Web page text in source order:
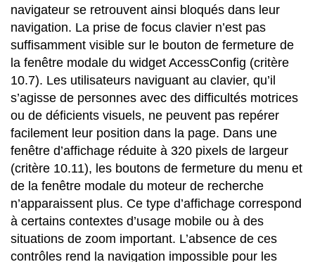
navigateur se retrouvent ainsi bloqués dans leur
navigation. La prise de focus clavier n’est pas
suffisamment visible sur le bouton de fermeture de
la fenêtre modale du widget AccessConfig (critère
10.7). Les utilisateurs naviguant au clavier, qu’il
s’agisse de personnes avec des difficultés motrices
ou de déficients visuels, ne peuvent pas repérer
facilement leur position dans la page. Dans une
fenêtre d’affichage réduite à 320 pixels de largeur
(critère 10.11), les boutons de fermeture du menu et
de la fenêtre modale du moteur de recherche
n’apparaissent plus. Ce type d’affichage correspond
à certains contextes d’usage mobile ou à des
situations de zoom important. L’absence de ces
contrôles rend la navigation impossible pour les